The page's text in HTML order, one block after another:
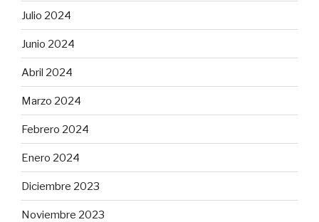
Julio 2024
Junio 2024
Abril 2024
Marzo 2024
Febrero 2024
Enero 2024
Diciembre 2023
Noviembre 2023